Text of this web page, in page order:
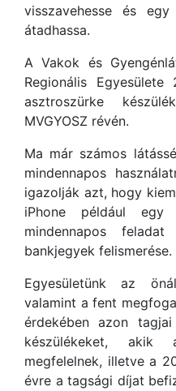
visszavehesse és
átadhassa.
A Vakok és
Regionális
asztroszürke
MVGYOSZ révén.
Ma már számos
mindennapos
igazolják azt, hogy
iPhone például egy
mindennapos
bankjegyek felismerése.
Egyesületünk az
valamint a fent
érdekében azon
készülékeket, akik
megfelelnek, illetve a
évre a tagsági díjat